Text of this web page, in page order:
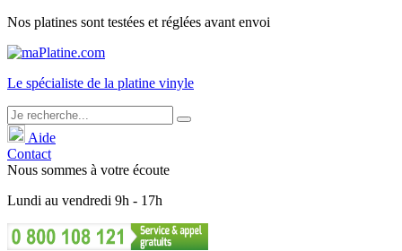
Nos platines sont testées et réglées avant envoi
Le spécialiste de la platine vinyle
Aide
Contact
Nous sommes à votre écoute
Lundi au vendredi 9h - 17h